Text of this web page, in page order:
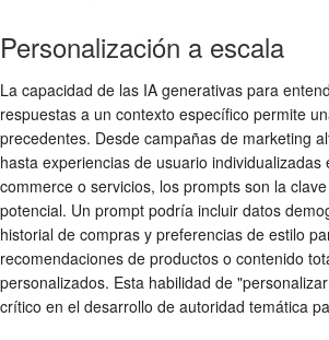
Personalización a escala
La capacidad de las IA generativas para
respuestas a un contexto específico permite
precedentes. Desde campañas de marketing
hasta experiencias de usuario individualizadas
commerce o servicios, los prompts son la
potencial. Un prompt podría incluir datos
historial de compras y preferencias de estilo
recomendaciones de productos o contenido
personalizados. Esta habilidad de
crítico en el desarrollo de autoridad temática